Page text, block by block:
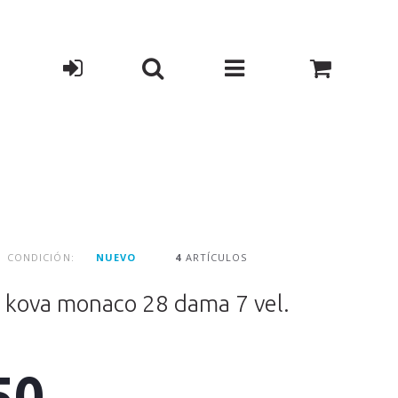
CONDICIÓN: NUEVO 4 ARTÍCULOS
monaco 28 dama 7 vel.